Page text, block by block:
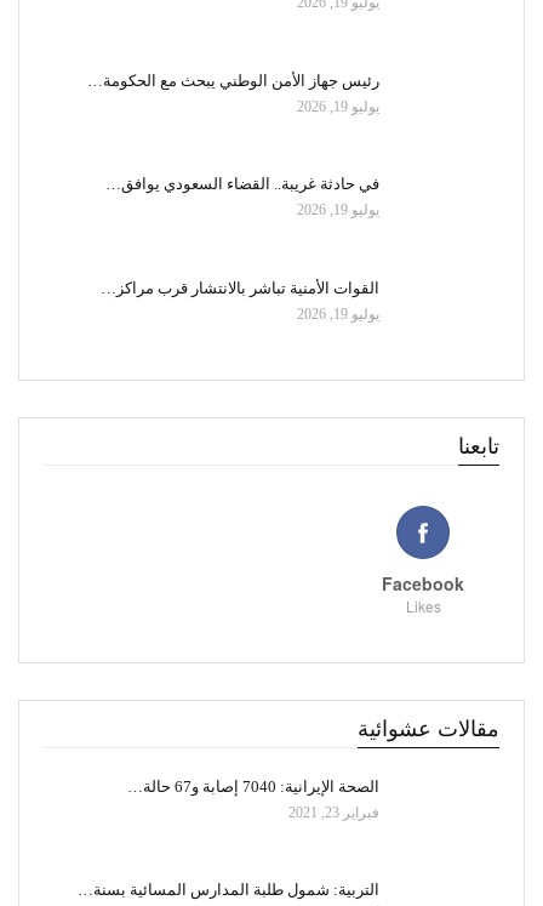
رئيس جهاز الأمن الوطني يبحث مع الحكومة…
يوليو 19, 2026
في حادثة غريبة.. القضاء السعودي يوافق…
يوليو 19, 2026
القوات الأمنية تباشر بالانتشار قرب مراكز…
يوليو 19, 2026
تابعنا
Facebook
Likes
مقالات عشوائية
الصحة الإيرانية: 7040 إصابة و67 حالة…
فبراير 23, 2021
التربية: شمول طلبة المدارس المسائية بسنة…